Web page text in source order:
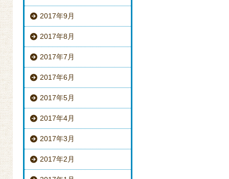
2017年9月
2017年8月
2017年7月
2017年6月
2017年5月
2017年4月
2017年3月
2017年2月